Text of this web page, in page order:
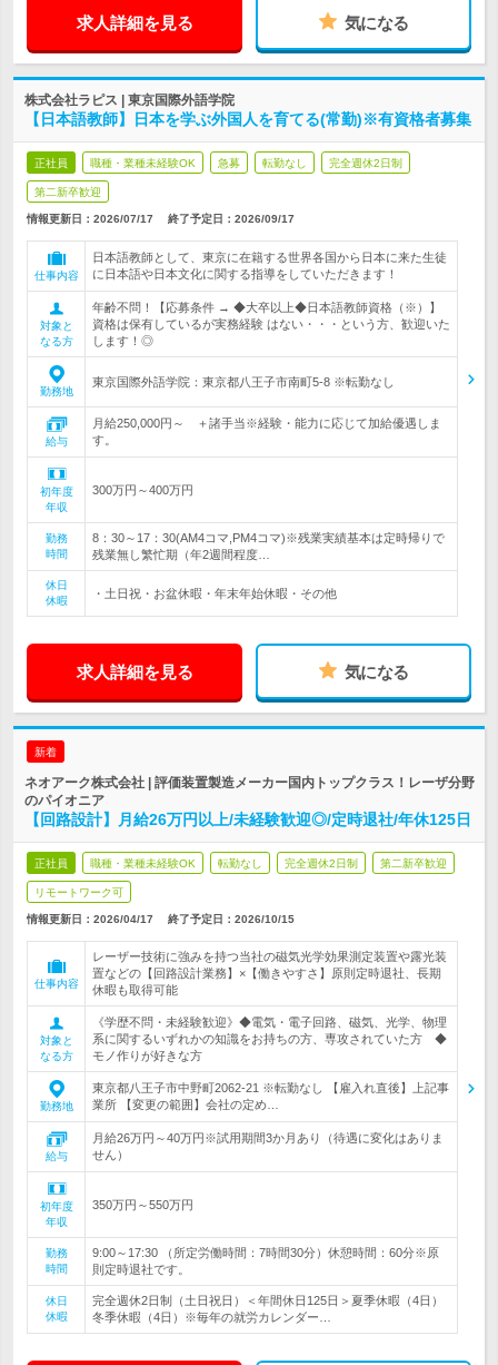
求人詳細を見る 気になる
株式会社ラピス | 東京国際外語学院
【日本語教師】日本を学ぶ外国人を育てる(常勤)※有資格者募集
正社員 職種・業種未経験OK 急募 転勤なし 完全週休2日制
第二新卒歓迎
情報更新日：2026/07/17 終了予定日： 2026/09/17
仕事内容
日本語教師として、東京に在籍する世界各国から日本に来た生徒
に日本語や日本文化に関する指導をしていただきます！
対象と
なる方
年齢不問！【応募条件 → ◆大卒以上◆日本語教師資格（※）】
資格は保有しているが実務経験 はない・・・という方、歓迎いた
します！◎
勤務地
東京国際外語学院：東京都八王子市南町5-8 ※転勤なし
給与
月給250,000円～ ＋諸手当※経験・能力に応じて加給優遇しま
す。
初年度
年収
300万円～400万円
勤務
時間
8：30～17：30(AM4コマ,PM4コマ)※残業実績基本は定時帰りで
残業無し繁忙期（年2週間程度…
休日
休暇
・土日祝・お盆休暇・年末年始休暇・その他
求人詳細を見る 気になる
新着
ネオアーク株式会社 | 評価装置製造メーカー国内トップクラス！レーザ分野
のパイオニア
【回路設計】月給26万円以上/未経験歓迎◎/定時退社/年休125日
正社員 職種・業種未経験OK 転勤なし 完全週休2日制 第二新卒歓迎
リモートワーク可
情報更新日：2026/04/17 終了予定日： 2026/10/15
仕事内容
レーザー技術に強みを持つ当社の磁気光学効果測定装置や露光装
置などの【回路設計業務】×【働きやすさ】原則定時退社、長期
休暇も取得可能
対象と
なる方
《学歴不問・未経験歓迎》◆電気・電子回路、磁気、光学、物理
系に関するいずれかの知識をお持ちの方、専攻されていた方 ◆
モノ作りが好きな方
勤務地
東京都八王子市中野町2062-21 ※転勤なし 【雇入れ直後】上記事
業所 【変更の範囲】会社の定め…
給与
月給26万円～40万円※試用期間3か月あり（待遇に変化はありま
せん）
初年度
年収
350万円～550万円
勤務
時間
9:00～17:30 （所定労働時間：7時間30分）休憩時間：60分※原
則定時退社です。
休日
休暇
完全週休2日制（土日祝日）＜年間休日125日＞夏季休暇（4日）
冬季休暇（4日）※毎年の就労カレンダー…